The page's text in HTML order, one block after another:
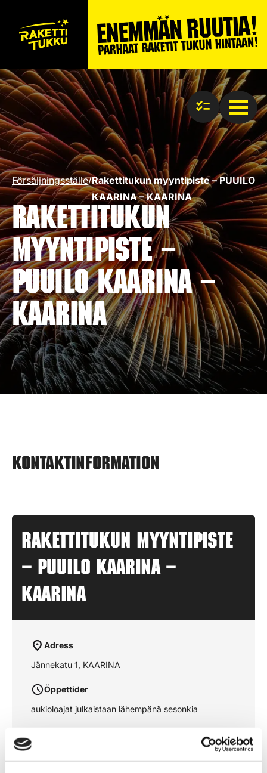
Försäljningsställe/Rakettitukun myyntipiste – PUUILO
KAARINA – KAARINA
Rakettitukun
myyntipiste –
PUUILO KAARINA –
KAARINA
Kontaktinformation
Rakettitukun myyntipiste
– PUUILO KAARINA –
KAARINA
Adress
Jännekatu 1, KAARINA
Öppettider
aukioloajat julkaistaan lähempänä sesonkia
Se rutten på kartan